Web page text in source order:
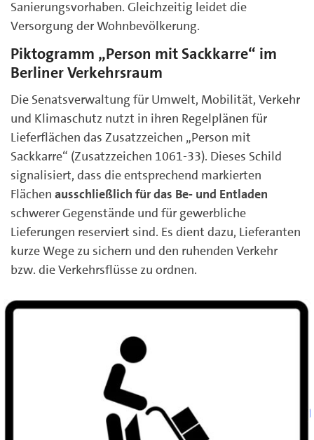
Sanierungsvorhaben. Gleichzeitig leidet die
Versorgung der Wohnbevölkerung.
Piktogramm „Person mit Sackkarre“ im
Berliner Verkehrsraum
Die Senatsverwaltung für Umwelt, Mobilität, Verkehr
und Klimaschutz nutzt in ihren Regelplänen für
Lieferflächen das Zusatzzeichen „Person mit
Sackkarre“ (Zusatzzeichen 1061-33). Dieses Schild
signalisiert, dass die entsprechend markierten
Flächen ausschließlich für das Be- und Entladen
schwerer Gegenstände und für gewerbliche
Lieferungen reserviert sind. Es dient dazu, Lieferanten
kurze Wege zu sichern und den ruhenden Verkehr
bzw. die Verkehrsflüsse zu ordnen.